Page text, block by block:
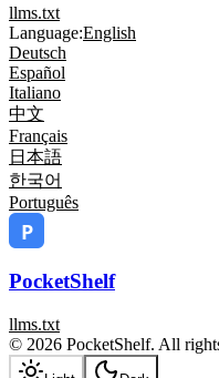
llms.txt
Language:English
Deutsch
Español
Italiano
中文
Français
日本語
한국어
Português
PocketShelf
llms.txt
© 2026 PocketShelf. All